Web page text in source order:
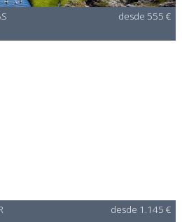
desde 555 €
desde 1.145 €